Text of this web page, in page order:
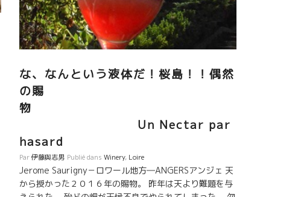
な、なんという液体だ！桜島！！偶然
の賜
物
Un Nectar par
hasard
Par伊藤與志男 Publié dans Winery, Loire
Jerome Saurigny－ロワール地方―ANGERSアンジェ 天
から授かった２０１６年の賜物。 昨年は天より難題を与